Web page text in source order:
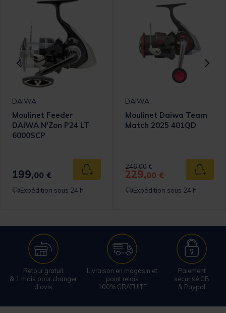
panier
DAIWA
Moulinet Feeder
DAIWA N'Zon P24 LT
6000SCP
199,00 € Ajouter au panier
Expédition sous 24 h
DAIWA
Moulinet Daiwa Team
Match 2025 401QD
Price reduced from
246,00 €to
229,00 €
Expédition sous 24 h
Retour gratuit
& 1 mois pour changer
d'avis
Livraison en magasin et
point relais
100% GRATUITE
Paiement
sécurisé CB
& Paypal